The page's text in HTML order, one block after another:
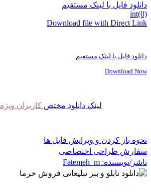
دانلود فایل با لینک مستقیم
int(0)
Download file with Direct Link
دانلود فایل با لینک مستقیم
Download Now
لینک دانلود مختص کاربران ویژه
نحوه باز کردن و ویرایش فایل ها
سفارش طراحی اختصاصی
ناشر/نویسنده: Fatemeh_m